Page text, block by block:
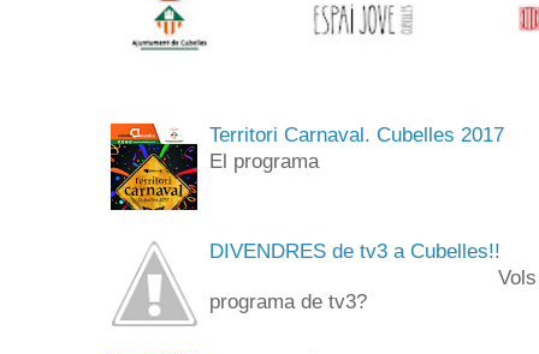
Territori Carnaval. Cubelles 2017
El programa
DIVENDRES de tv3 a Cubelles!!
Vols anar de
programa de tv3?